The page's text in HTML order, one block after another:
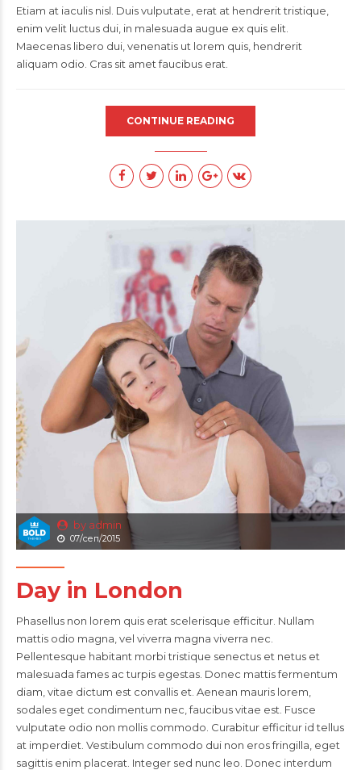
Etiam at iaculis nisl. Duis vulputate, erat at hendrerit tristique,
enim velit luctus dui, in malesuada augue ex quis elit.
Maecenas libero dui, venenatis ut lorem quis, hendrerit
aliquam odio. Cras sit amet faucibus erat.
CONTINUE READING
by admin
07/сеп/2015
Day in London
Phasellus non lorem quis erat scelerisque efficitur. Nullam
mattis odio magna, vel viverra magna viverra nec.
Pellentesque habitant morbi tristique senectus et netus et
malesuada fames ac turpis egestas. Donec mattis fermentum
diam, vitae dictum est convallis et. Aenean mauris lorem,
sodales eget condimentum nec, faucibus vitae est. Fusce
vulputate odio non mollis commodo. Curabitur efficitur id tellus
at imperdiet. Vestibulum commodo dui non eros fringilla, eget
sagittis enim placerat. Integer sed nunc leo. Donec interdum